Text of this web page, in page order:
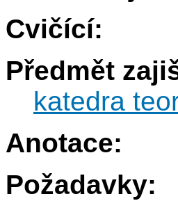
Cvičící:
Předmět
katedra
Anotace:
Požadavky: